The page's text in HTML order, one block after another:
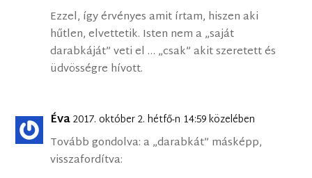
Ezzel, így érvényes amit írtam, hiszen aki
hűtlen, elvettetik. Isten nem a „saját
darabkáját” veti el … „csak” akit szeretett és
üdvösségre hívott.
Éva2017. október 2. hétfő-n 14:59 közelében
Tovább gondolva: a „darabkát” másképp,
visszafordítva: